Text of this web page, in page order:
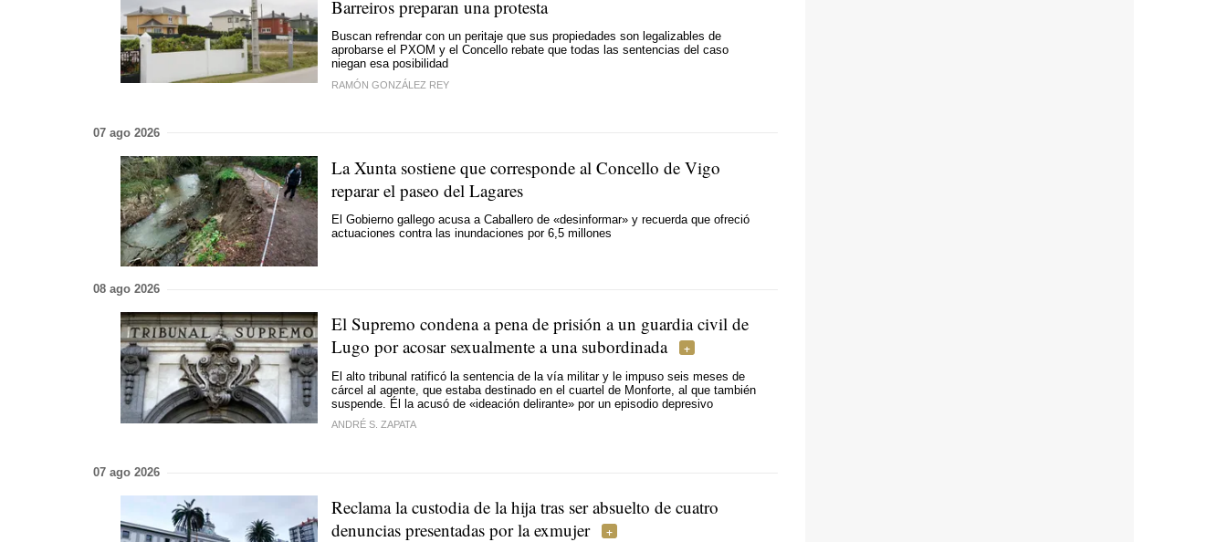
Barreiros preparan una protesta
Buscan refrendar con un peritaje que sus propiedades son legalizables de
aprobarse el PXOM y el Concello rebate que todas las sentencias del caso
niegan esa posibilidad
RAMÓN GONZÁLEZ REY
07 ago 2026
La Xunta sostiene que corresponde al Concello de Vigo
reparar el paseo del Lagares
El Gobierno gallego acusa a Caballero de «desinformar» y recuerda que ofreció
actuaciones contra las inundaciones por 6,5 millones
08 ago 2026
El Supremo condena a pena de prisión a un guardia civil de
Lugo por acosar sexualmente a una subordinada
El alto tribunal ratificó la sentencia de la vía militar y le impuso seis meses de
cárcel al agente, que estaba destinado en el cuartel de Monforte, al que también
suspende. Él la acusó de «ideación delirante» por un episodio depresivo
ANDRÉ S. ZAPATA
07 ago 2026
Reclama la custodia de la hija tras ser absuelto de cuatro
denuncias presentadas por la exmujer